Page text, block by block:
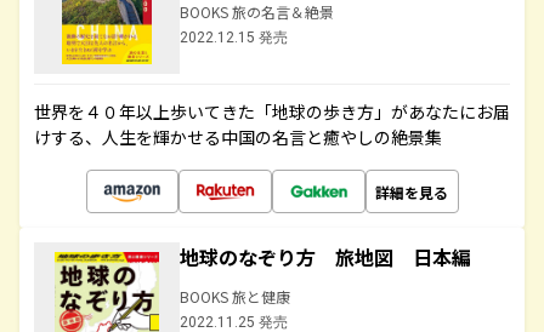
BOOKS 旅の名言＆絶景
2022.12.15 発売
世界を４０年以上歩いてきた「地球の歩き方」があなたにお届
けする、人生を輝かせる中国の名言と癒やしの絶景集
詳細を見る
地球のなぞり方 旅地図 日本編
BOOKS 旅と健康
2022.11.25 発売